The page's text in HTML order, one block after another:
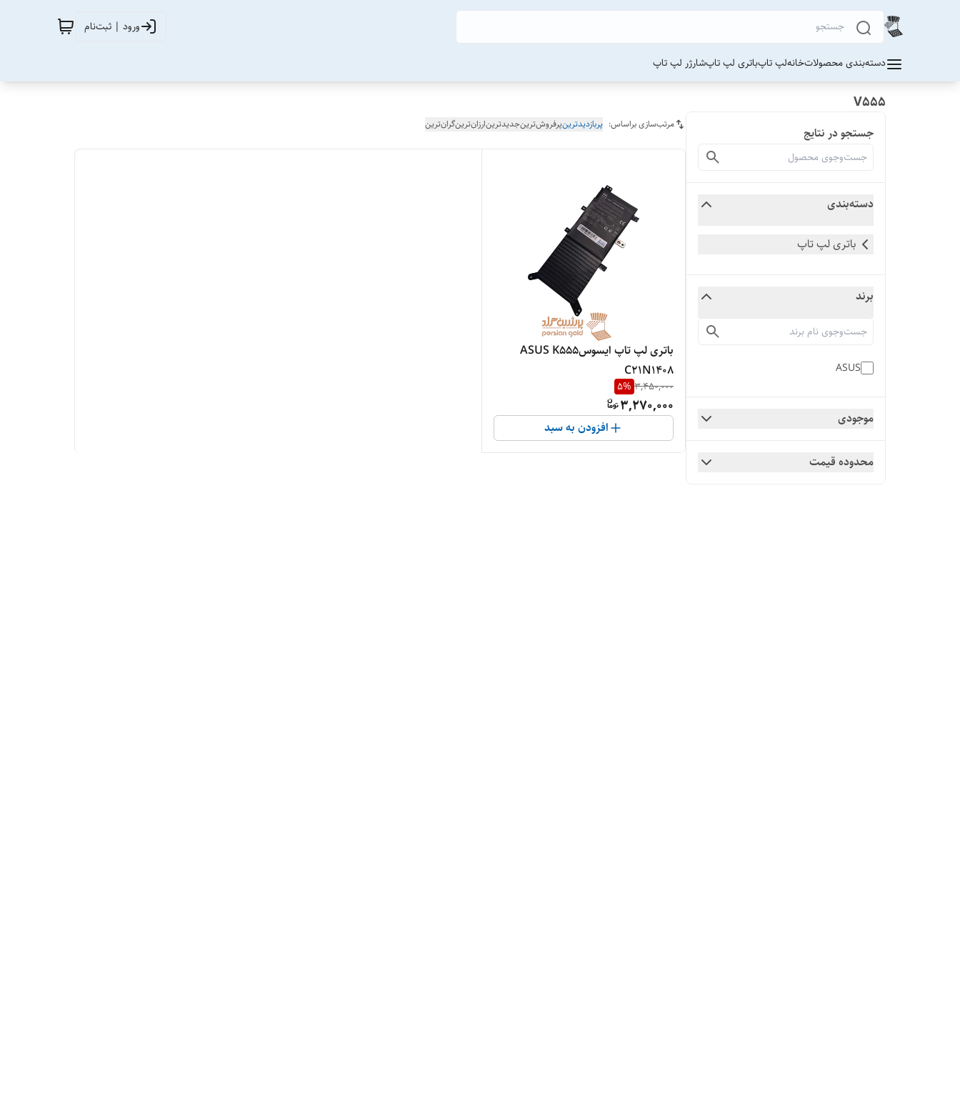
ورود | ثبت‌نام
دسته‌بندی محصولاتخانهلپ تاپباتری لپ تاپشارژر لپ تاپ
V555
جستجو در نتایج
دسته‌بندی
باتری لپ تاپ
برند
ASUS
موجودی
محدوده قیمت
مرتب‌سازی براساس: پربازدیدترینپرفروش‌ترینجدیدترینارزان‌ترینگران‌ترین
باتری لپ تاپ ایسوسASUS K555
C21N1408
3,450,000
5%
3,270,000
افزودن به سبد